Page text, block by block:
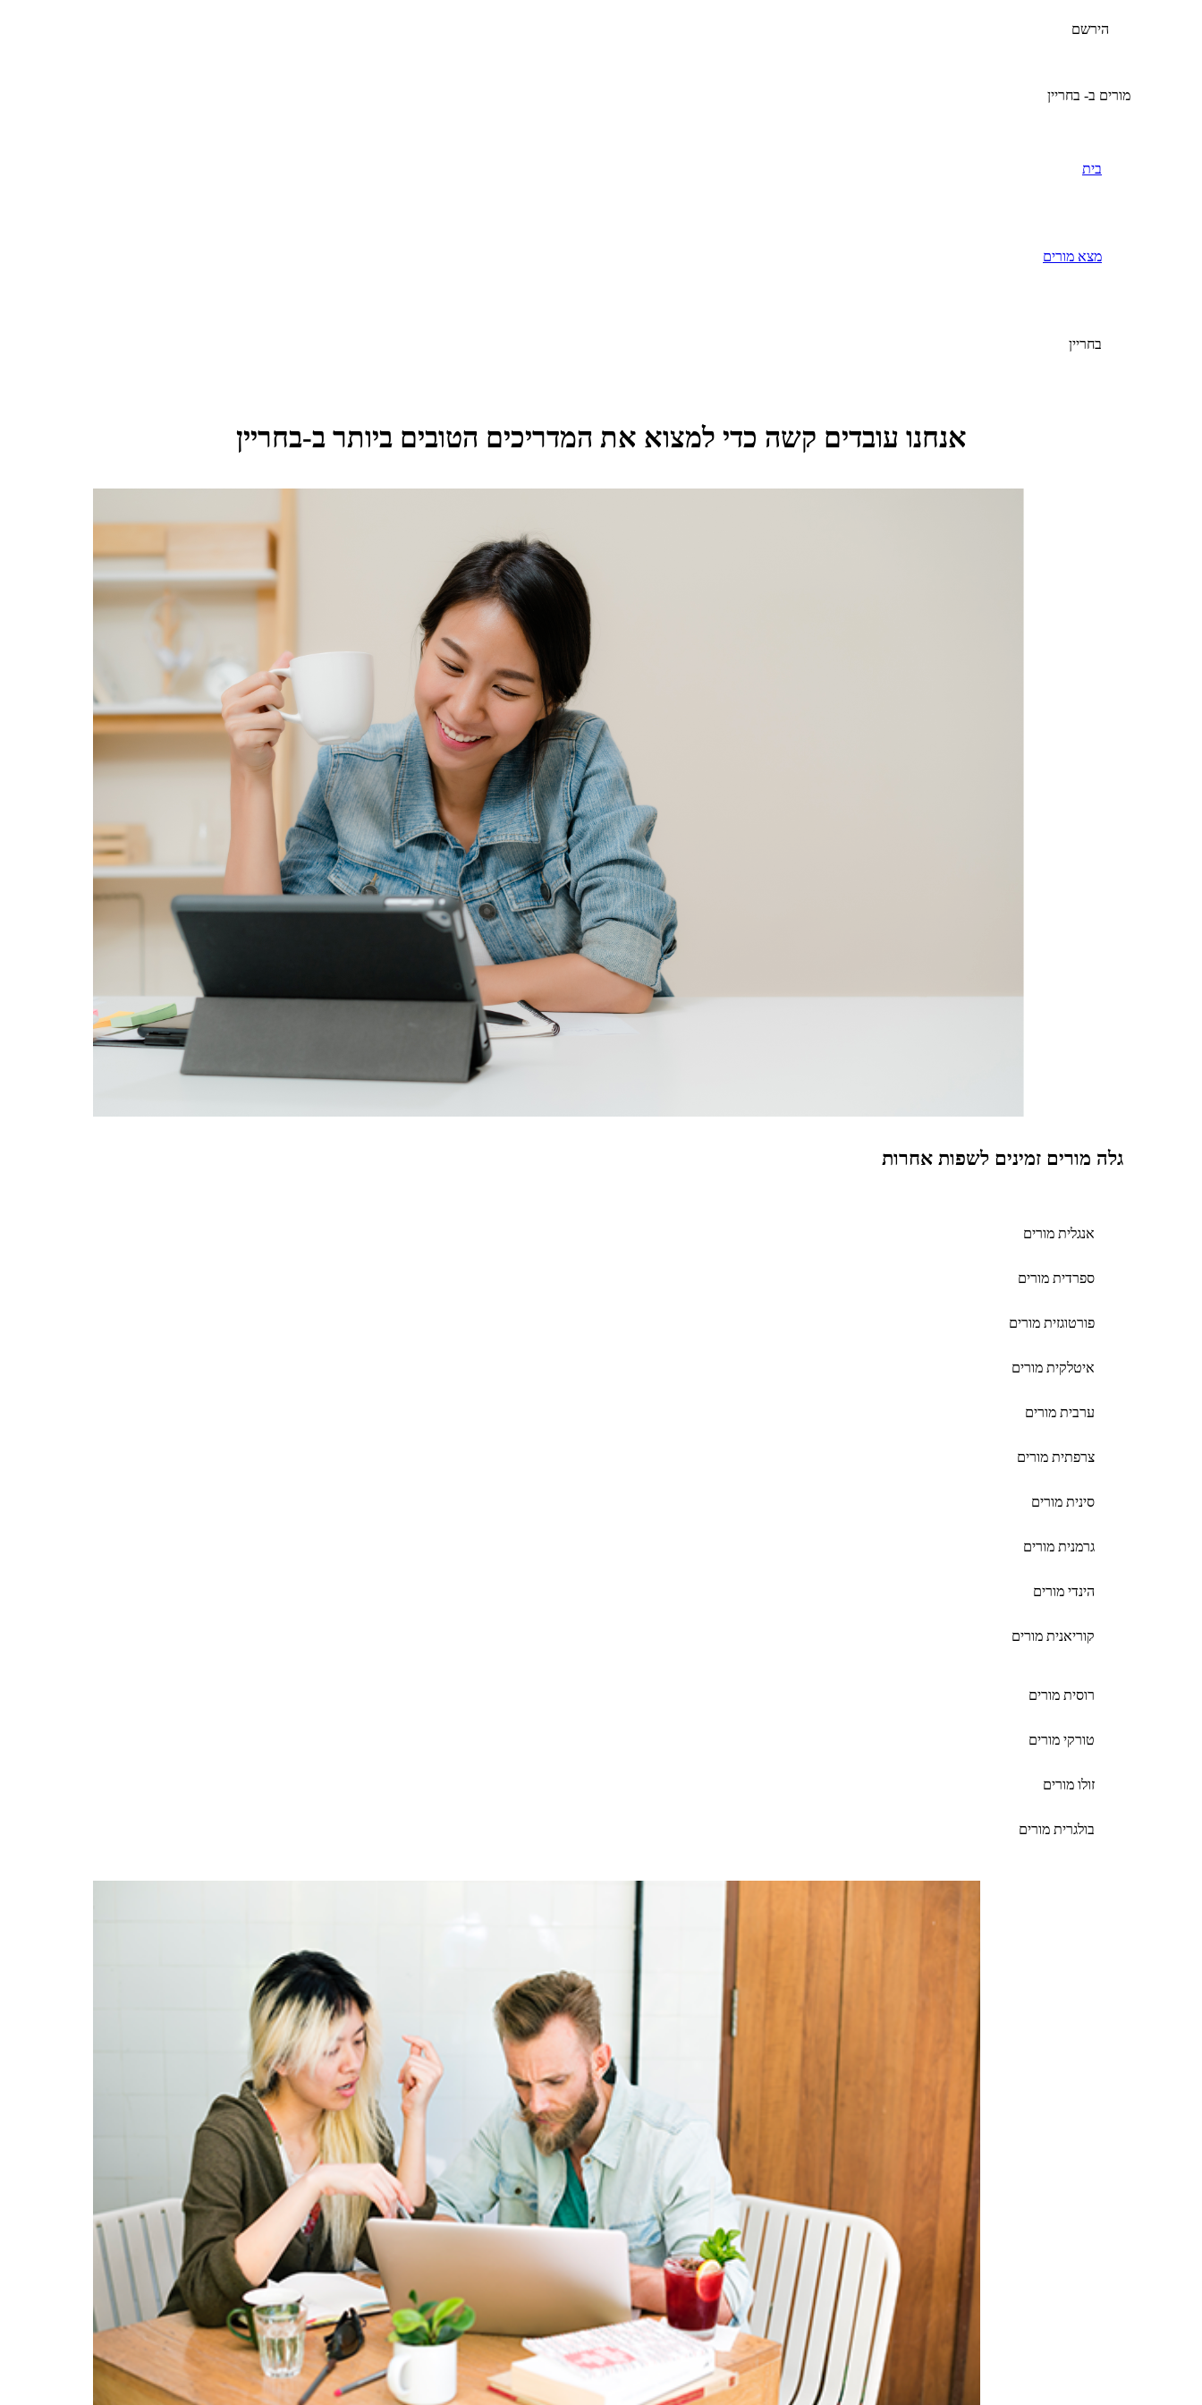
הירשם
מורים ב- בחריין
בית
מצא מורים
בחריין
אנחנו עובדים קשה כדי למצוא את המדריכים הטובים ביותר ב-בחריין
גלה מורים זמינים לשפות אחרות
אנגלית מורים
ספרדית מורים
פורטוגזית מורים
איטלקית מורים
ערבית מורים
צרפתית מורים
סינית מורים
גרמנית מורים
הינדי מורים
קוריאנית מורים
רוסית מורים
טורקי מורים
זולו מורים
בולגרית מורים